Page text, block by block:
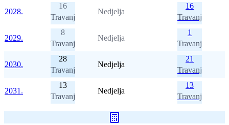
2028.
16
Travanj
Nedjelja
16
Travanj
2029.
8
Travanj
Nedjelja
1
Travanj
2030.
28
Travanj
Nedjelja
21
Travanj
2031.
13
Travanj
Nedjelja
13
Travanj